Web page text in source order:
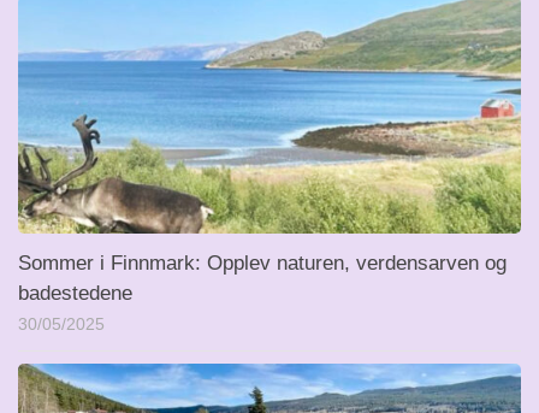
Sommer i Finnmark: Opplev naturen, verdensarven og
badestedene
30/05/2025